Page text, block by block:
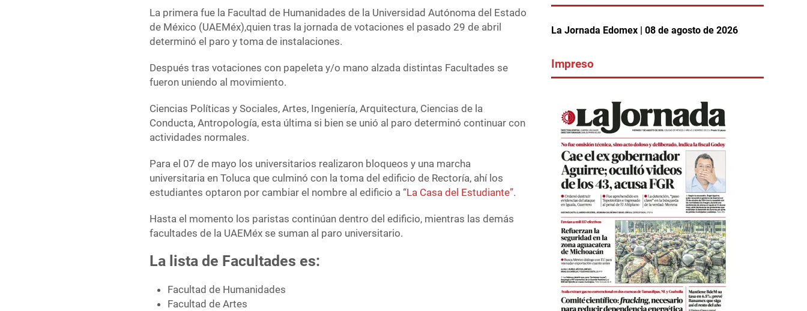
La primera fue la Facultad de Humanidades de la Universidad Autónoma del Estado
de México (UAEMéx),quien tras la jornada de votaciones el pasado 29 de abril
determinó el paro y toma de instalaciones.
Después tras votaciones con papeleta y/o mano alzada distintas Facultades se
fueron uniendo al movimiento.
Ciencias Políticas y Sociales, Artes, Ingeniería, Arquitectura, Ciencias de la
Conducta, Antropología, esta última si bien se unió al paro determinó continuar con
actividades normales.
Para el 07 de mayo los universitarios realizaron bloqueos y una marcha
universitaria en Toluca que culminó con la toma del edificio de Rectoría, ahí los
estudiantes optaron por cambiar el nombre al edificio a “La Casa del Estudiante”.
Hasta el momento los paristas continúan dentro del edificio, mientras las demás
facultades de la UAEMéx se suman al paro universitario.
La lista de Facultades es:
Facultad de Humanidades
Facultad de Artes
La Jornada Edomex | 08 de agosto de 2026
Impreso